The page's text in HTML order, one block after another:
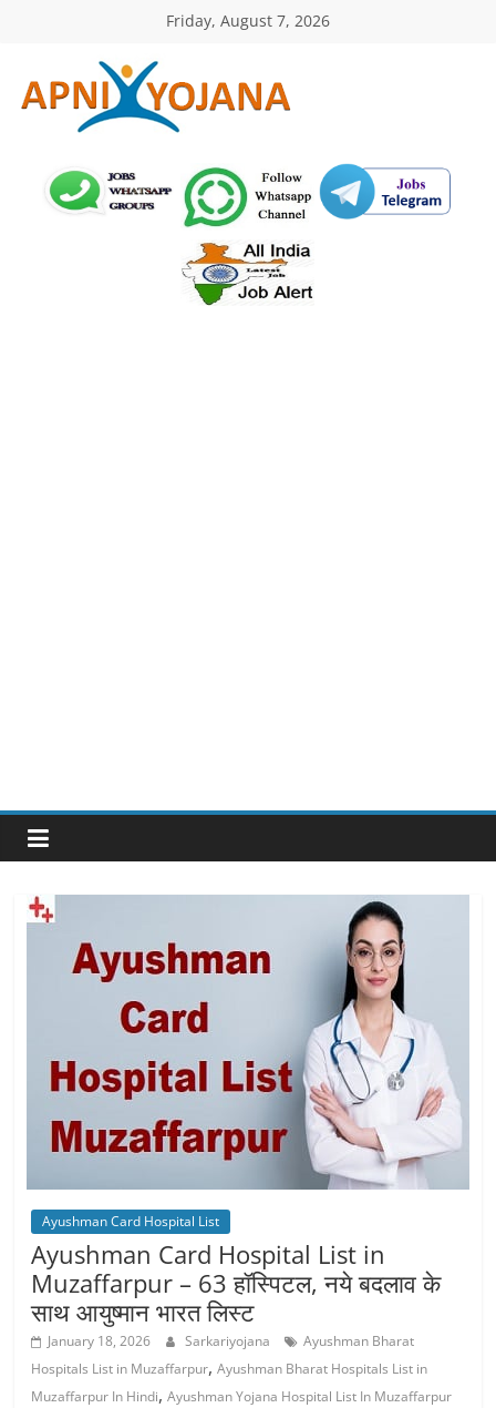
Friday, August 7, 2026
ApniYojana.com
सरकारी
योजनाएँ,
Ayushman Card Hospital List
Ayushman Card Hospital List in
Muzaffarpur – 63 हॉस्पिटल, नये बदलाव के
साथ आयुष्‍मान भारत लिस्ट
January 18, 2026 Sarkariyojana
Ayushman Bharat
Hospitals List in Muzaffarpur,Ayushman Bharat Hospitals List in
Muzaffarpur In Hindi,Ayushman Yojana Hospital List In Muzaffarpur